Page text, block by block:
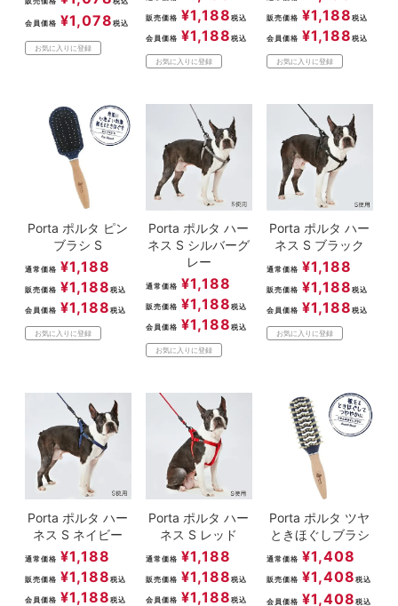
会員価格 ¥1,078 税込
お気に入りに登録
販売価格 ¥1,188 税込
会員価格 ¥1,188 税込
お気に入りに登録
販売価格 ¥1,188 税込
会員価格 ¥1,188 税込
お気に入りに登録
Porta ポルタ ピン
ブラシ S
通常価格 ¥1,188
販売価格 ¥1,188 税込
会員価格 ¥1,188 税込
お気に入りに登録
Porta ポルタ ハー
ネス S シルバーグ
レー
通常価格 ¥1,188
販売価格 ¥1,188 税込
会員価格 ¥1,188 税込
お気に入りに登録
Porta ポルタ ハー
ネス S ブラック
通常価格 ¥1,188
販売価格 ¥1,188 税込
会員価格 ¥1,188 税込
お気に入りに登録
Porta ポルタ ハー
ネス S ネイビー
通常価格 ¥1,188
販売価格 ¥1,188 税込
会員価格 ¥1,188 税込
Porta ポルタ ハー
ネス S レッド
通常価格 ¥1,188
販売価格 ¥1,188 税込
会員価格 ¥1,188 税込
Porta ポルタ ツヤ
ときほぐしブラシ
通常価格 ¥1,408
販売価格 ¥1,408 税込
会員価格 ¥1,408 税込